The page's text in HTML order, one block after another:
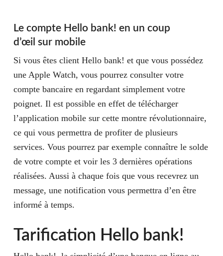
Le compte Hello bank! en un coup
d’œil sur mobile
Si vous êtes client Hello bank! et que vous possédez
une Apple Watch, vous pourrez consulter votre
compte bancaire en regardant simplement votre
poignet. Il est possible en effet de télécharger
l’application mobile sur cette montre révolutionnaire,
ce qui vous permettra de profiter de plusieurs
services. Vous pourrez par exemple connaître le solde
de votre compte et voir les 3 dernières opérations
réalisées. Aussi à chaque fois que vous recevrez un
message, une notification vous permettra d’en être
informé à temps.
Tarification Hello bank!